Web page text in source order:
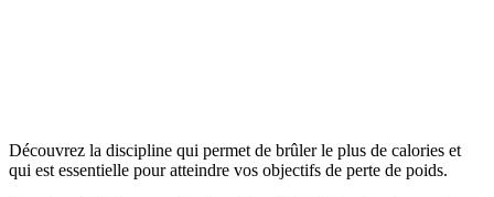
Découvrez la discipline qui permet de brûler le plus de calories et
qui est essentielle pour atteindre vos objectifs de perte de poids.